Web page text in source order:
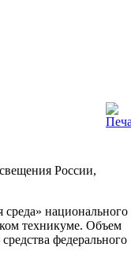
России,
среда» национального
техникуме. Объем
федерального